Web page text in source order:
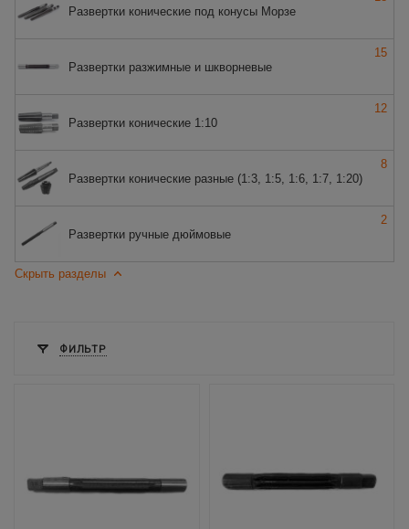
Развертки конические под конусы Морзе
Развертки разжимные и шкворневые
15
Развертки конические 1:10
12
Развертки конические разные (1:3, 1:5, 1:6, 1:7, 1:20)
8
Развертки ручные дюймовые
2
Скрыть разделы
ФИЛЬТР